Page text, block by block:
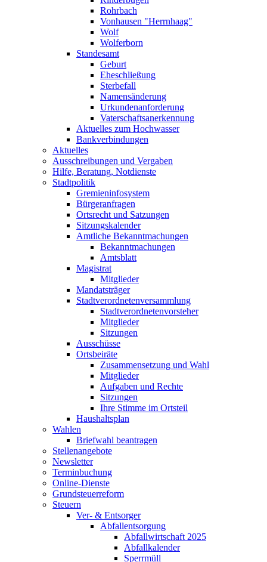
Rohrbach
Vonhausen "Herrnhaag"
Wolf
Wolferborn
Standesamt
Geburt
Eheschließung
Sterbefall
Namensänderung
Urkundenanforderung
Vaterschaftsanerkennung
Aktuelles zum Hochwasser
Bankverbindungen
Aktuelles
Ausschreibungen und Vergaben
Hilfe, Beratung, Notdienste
Stadtpolitik
Gremieninfosystem
Bürgeranfragen
Ortsrecht und Satzungen
Sitzungskalender
Amtliche Bekanntmachungen
Bekanntmachungen
Amtsblatt
Magistrat
Mitglieder
Mandatsträger
Stadtverordnetenversammlung
Stadtverordnetenvorsteher
Mitglieder
Sitzungen
Ausschüsse
Ortsbeiräte
Zusammensetzung und Wahl
Mitglieder
Aufgaben und Rechte
Sitzungen
Ihre Stimme im Ortsteil
Haushaltsplan
Wahlen
Briefwahl beantragen
Stellenangebote
Newsletter
Terminbuchung
Online-Dienste
Grundsteuerreform
Steuern
Ver- & Entsorger
Abfallentsorgung
Abfallwirtschaft 2025
Abfallkalender
Sperrmüll